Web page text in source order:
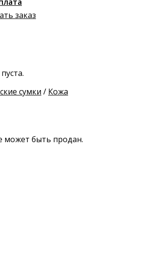
заказ
сумки / Кожа
может быть продан.